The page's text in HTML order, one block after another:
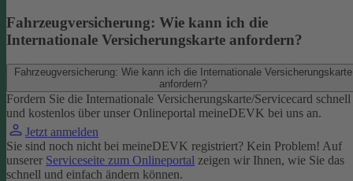
Fahrzeugversicherung: Wie kann ich die
Internationale Versicherungskarte anfordern?
Fahrzeugversicherung: Wie kann ich die Internationale Versicherungskarte
anfordern?
Fordern Sie die Internationale Versicherungskarte/Servicecard schnell
und kostenlos über unser Onlineportal meineDEVK bei uns an.
Jetzt anmelden
Sie sind noch nicht bei meineDEVK registriert? Kein Problem! Auf
unserer Serviceseite zum Onlineportal zeigen wir Ihnen, wie Sie das
schnell und einfach ändern können.